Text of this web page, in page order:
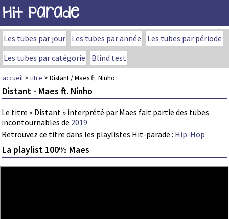
Hit Parade
Les tubes par jour Les tubes par année
Les tubes par période
Les tubes par catégorie
Blind test
accueil >titre > Distant / Maes ft. Ninho
Distant - Maes ft. Ninho
Le titre « Distant » interprété par Maes fait partie des tubes
incontournables de 2019
Retrouvez ce titre dans les playlistes Hit-parade : Hip-Hop
La playlist 100% Maes